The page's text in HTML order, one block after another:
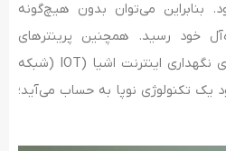
بنابراین می‌توان بدون هیچ‌گونه
خود رسید. همچنین پرینترهای
سه‌بعدی در تولید محفظه‌های نگهداری اینترنت اشیا (IOT (شبکه
یک تکنولوژی نوپا به حساب می­‌آید؛